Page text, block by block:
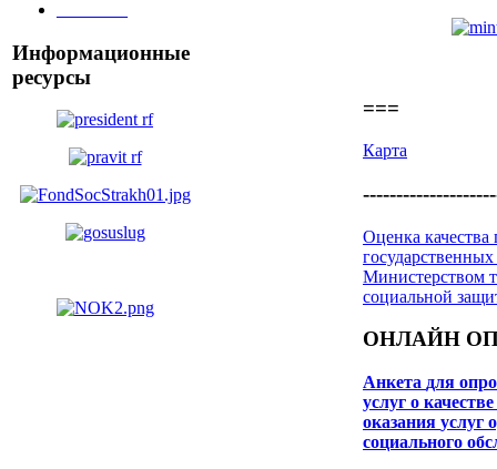
Информационные
ресурсы
===
Карта
Оценка качества
государственных
Министерством
социальной
ОНЛАЙН
Анкета для
услуг о
оказания услуг
социального